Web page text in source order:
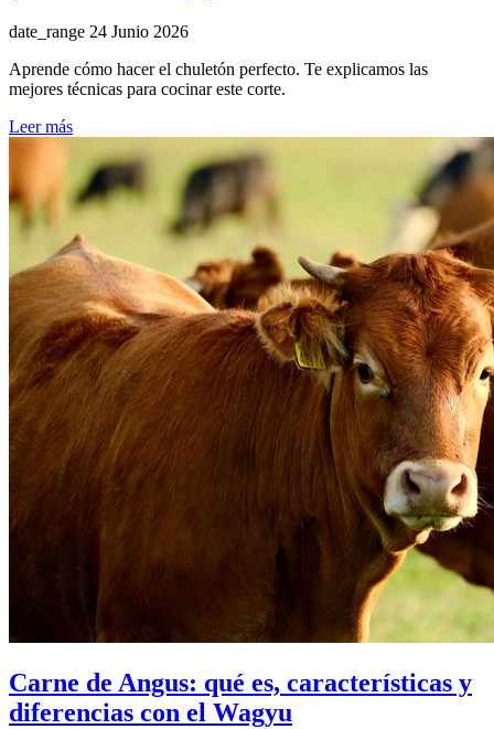
date_range 24 Junio 2026
Aprende cómo hacer el chuletón perfecto. Te explicamos las
mejores técnicas para cocinar este corte.
Leer más
Carne de Angus: qué es, características y
diferencias con el Wagyu